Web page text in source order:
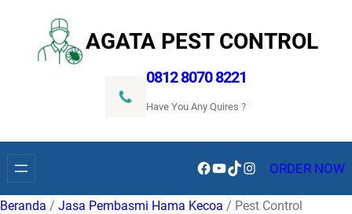
konten
AGATA PEST CONTROL
0812 8070 8221
Have You Any Quires ?
Facebook
YouTube
TikTokInstagramORDER NOW
Beranda / Jasa Pembasmi Hama Kecoa / Pest Control